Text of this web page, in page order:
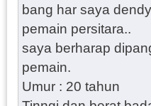
bang har saya
pemain persitara..
saya berharap
pemain.
Umur : 20 tahun